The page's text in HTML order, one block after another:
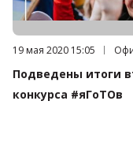
Дата публикации:
19 мая 2020 15:05
Подведены итоги
конкурса #яГоТОв